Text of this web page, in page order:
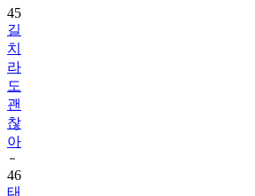
45
길
치
라
도
괜
찮
아
46
태